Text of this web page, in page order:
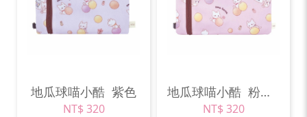
地瓜球喵小酷 紫色
NT$ 320
地瓜球喵小酷 粉紅色
NT$ 320